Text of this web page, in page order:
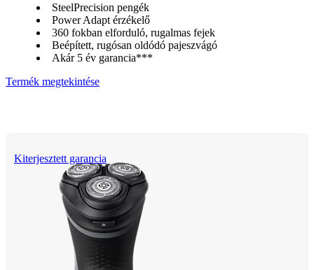
SteelPrecision pengék
Power Adapt érzékelő
360 fokban elforduló, rugalmas fejek
Beépített, rugósan oldódó pajeszvágó
Akár 5 év garancia***
Termék megtekintése
Kiterjesztett garancia